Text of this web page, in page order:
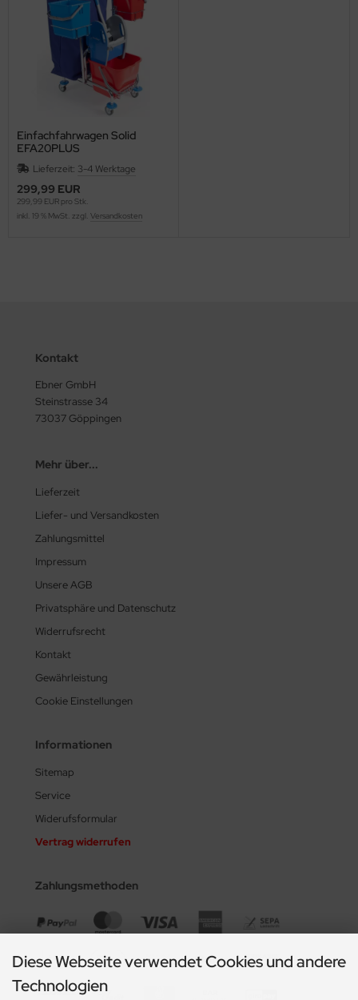
Einfachfahrwagen Solid
EFA20PLUS
Lieferzeit: 3-4 Werktage
299,99 EUR
299,99 EUR pro Stk.
inkl. 19 % MwSt. zzgl. Versandkosten
Kontakt
Ebner GmbH
Steinstrasse 34
73037 Göppingen
Mehr über...
Lieferzeit
Liefer- und Versandkosten
Zahlungsmittel
Impressum
Unsere AGB
Privatsphäre und Datenschutz
Widerrufsrecht
Kontakt
Gewährleistung
Cookie Einstellungen
Informationen
Sitemap
Service
Widerufsformular
Vertrag widerrufen
Zahlungsmethoden
Diese Webseite verwendet Cookies und andere
Technologien